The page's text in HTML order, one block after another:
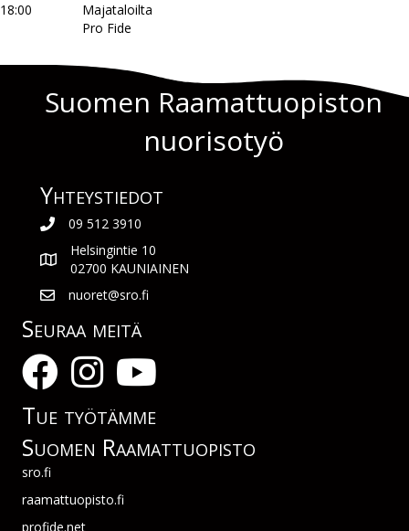
18:00
Majataloilta
Pro Fide
Suomen Raamattuopiston
nuorisotyö
Yhteys­tiedot
09 512 3910
Helsingintie 10
02700 KAUNIAINEN
nuoret@sro.fi
Seuraa meitä
Tue työtämme
Suomen Raamattuopisto
sro.fi
raamattuopisto.fi
profide.net